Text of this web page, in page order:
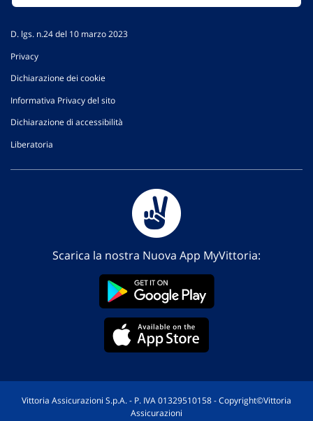
D. lgs. n.24 del 10 marzo 2023
Privacy
Dichiarazione dei cookie
Informativa Privacy del sito
Dichiarazione di accessibilità
Liberatoria
Scarica la nostra Nuova App MyVittoria:
Vittoria Assicurazioni S.p.A. - P. IVA 01329510158 - Copyright©Vittoria
Assicurazioni